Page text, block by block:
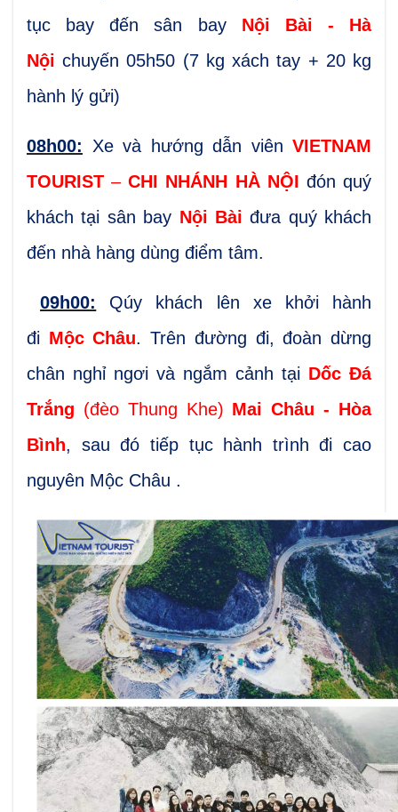
tục bay đến sân bay Nội Bài - Hà
Nội chuyến 05h50 (7 kg xách tay + 20 kg
hành lý gửi)
08h00: Xe và hướng dẫn viên VIETNAM
TOURIST –CHI NHÁNH HÀ NỘI đón quý
khách tại sân bay Nội Bài đưa quý khách
đến nhà hàng dùng điểm tâm.
09h00: Qúy khách lên xe khởi hành
đi Mộc Châu. Trên đường đi, đoàn dừng
chân nghỉ ngơi và ngắm cảnh tại Dốc Đá
Trắng (đèo Thung Khe) Mai Châu - Hòa
Bình, sau đó tiếp tục hành trình đi cao
nguyên Mộc Châu .